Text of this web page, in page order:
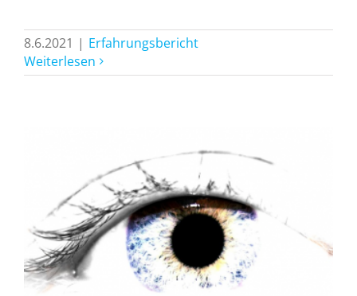
8.6.2021 | Erfahrungsbericht
Weiterlesen